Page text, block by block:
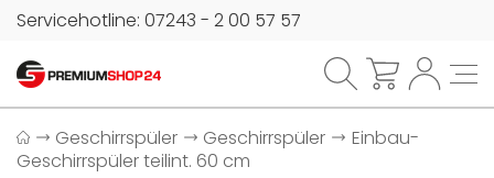
Servicehotline: 07243 - 2 00 57 57
Geschirrspüler Geschirrspüler
Einbau-
Geschirrspüler teilint. 60 cm